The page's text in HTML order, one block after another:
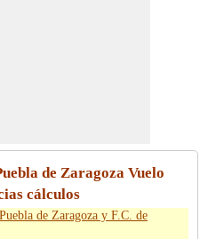
de Zaragoza Vuelo
cálculos
de Zaragoza y F.C. de